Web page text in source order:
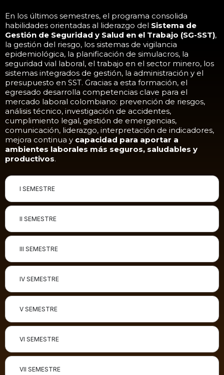
En los últimos semestres, el programa consolida
habilidades orientadas al liderazgo del Sistema de
Gestión de Seguridad y Salud en el Trabajo (SG-SST),
la gestión del riesgo, los sistemas de vigilancia
epidemiológica, la planificación de simulacros, la
seguridad vial laboral, el trabajo en el sector minero, los
sistemas integrados de gestión, la administración y el
presupuesto en SST. Gracias a esta formación, el
egresado desarrolla competencias clave para el
mercado laboral colombiano: prevención de riesgos,
análisis técnico, investigación de accidentes,
cumplimiento legal, gestión de emergencias,
comunicación, liderazgo, interpretación de indicadores,
mejora continua y capacidad para aportar a
ambientes laborales más seguros, saludables y
productivos.
I SEMESTRE
II SEMESTRE
III SEMESTRE
lV SEMESTRE
V SEMESTRE
VI SEMESTRE
VII SEMESTRE